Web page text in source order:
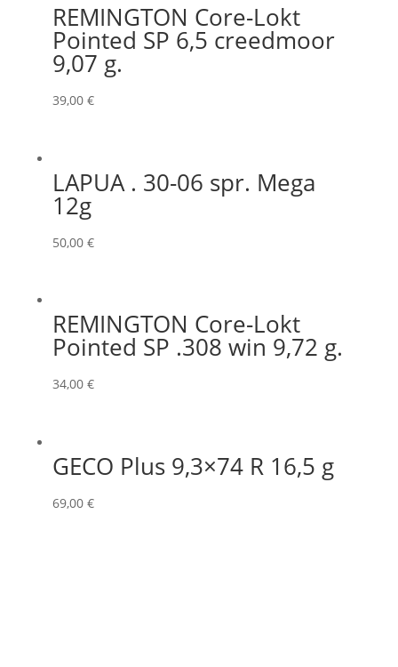
REMINGTON Core-Lokt
Pointed SP 6,5 creedmoor
9,07 g.
39,00 €
LAPUA . 30-06 spr. Mega
12g
50,00 €
REMINGTON Core-Lokt
Pointed SP .308 win 9,72 g.
34,00 €
GECO Plus 9,3×74 R 16,5 g
69,00 €